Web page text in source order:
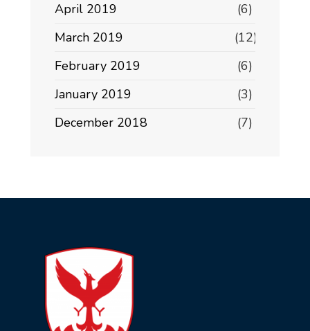
April 2019
(6)
March 2019
(12)
February 2019
(6)
January 2019
(3)
December 2018
(7)